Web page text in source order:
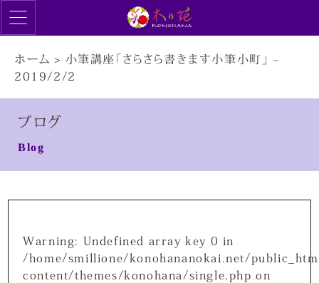
ホーム > 小筆講座「さらさら書きます小筆小町」 –
2019/2/2
ブログ
Blog
Warning: Undefined array key 0 in
/home/smillione/konohananokai.net/
content/themes/konohana/single.php on